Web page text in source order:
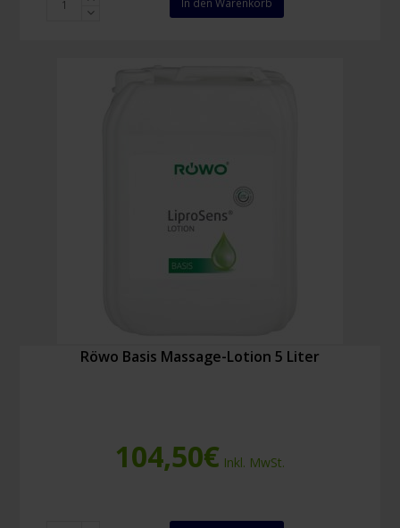
In den Warenkorb
Röwo Basis Massage-Lotion 5 Liter
104,50€ Inkl. MwSt.